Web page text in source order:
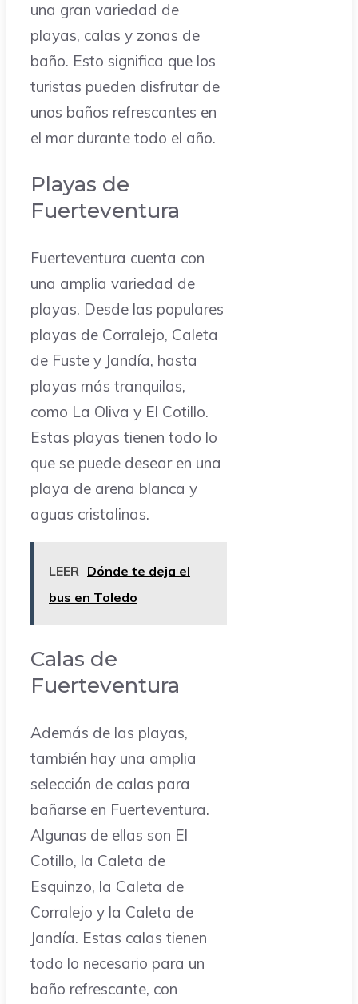
una gran variedad de
playas, calas y zonas de
baño. Esto significa que los
turistas pueden disfrutar de
unos baños refrescantes en
el mar durante todo el año.
Playas de
Fuerteventura
Fuerteventura cuenta con
una amplia variedad de
playas. Desde las populares
playas de Corralejo, Caleta
de Fuste y Jandía, hasta
playas más tranquilas,
como La Oliva y El Cotillo.
Estas playas tienen todo lo
que se puede desear en una
playa de arena blanca y
aguas cristalinas.
LEER Dónde te deja el
bus en Toledo
Calas de
Fuerteventura
Además de las playas,
también hay una amplia
selección de calas para
bañarse en Fuerteventura.
Algunas de ellas son El
Cotillo, la Caleta de
Esquinzo, la Caleta de
Corralejo y la Caleta de
Jandía. Estas calas tienen
todo lo necesario para un
baño refrescante, con